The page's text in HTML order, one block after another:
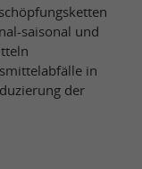
saisonal und
in
der